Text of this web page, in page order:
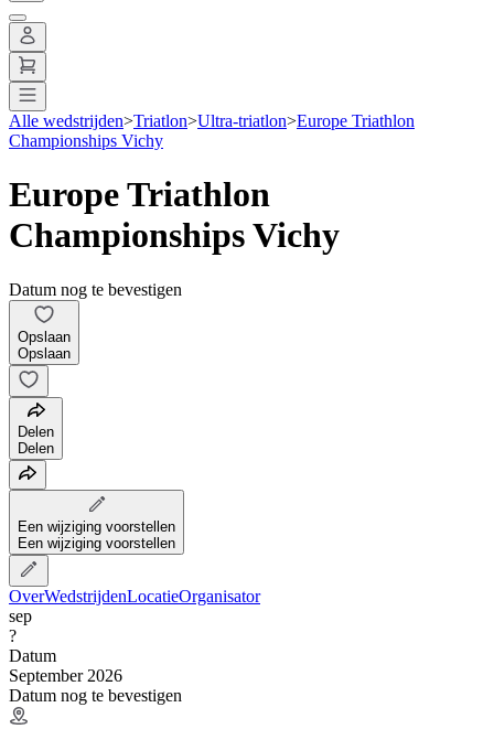
Alle wedstrijden>Triatlon>Ultra-triatlon>Europe Triathlon
Championships Vichy
Europe Triathlon
Championships Vichy
Datum nog te bevestigen
Opslaan
Opslaan
Delen
Delen
Een wijziging voorstellen
Een wijziging voorstellen
OverWedstrijdenLocatieOrganisator
sep
?
Datum
September 2026
Datum nog te bevestigen